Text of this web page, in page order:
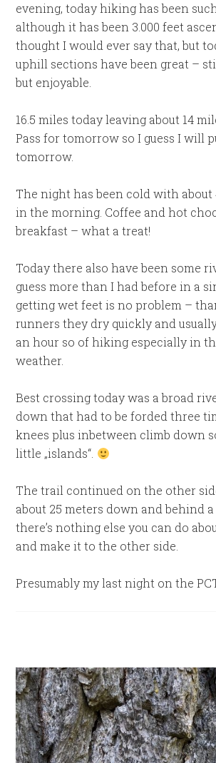
evening, today hiking has been such
although it has been 3.000 feet
thought I would ever say that, but
uphill sections have been great –
but enjoyable.
16.5 miles today leaving about 14
Pass for tomorrow so I guess I will
tomorrow.
The night has been cold with
in the morning. Coffee and hot
breakfast – what a treat!
Today there also have been some
guess more than I had before in a
getting wet feet is no problem –
runners they dry quickly and
an hour so of hiking especially in
weather.
Best crossing today was a broad
down that had to be forded three
knees plus inbetween climb down
little „islands“.
The trail continued on the other
about 25 meters down and behind
there’s nothing else you can do
and make it to the other side.
Presumably my last night on the